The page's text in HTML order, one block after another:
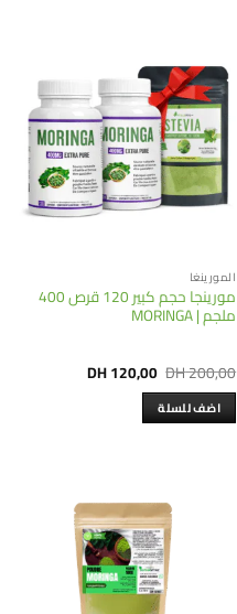
المورينغا
مورينجا حجم كبير 120 قرص 400
ملجم | MORINGA
DH200,00
Original
price
was:
DH 200,00.
DH120,00
Current
price
اضف للسلة